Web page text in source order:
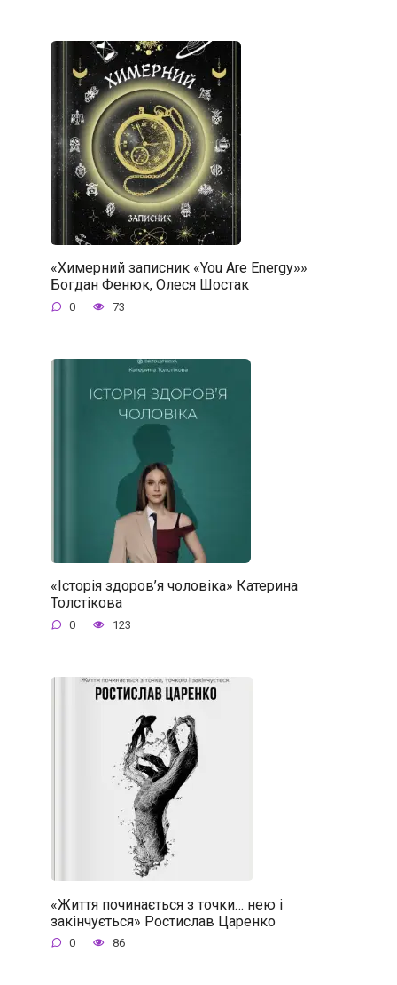
«Химерний записник «You Are Energy»»
Богдан Фенюк, Олеся Шостак
0 73
«Історія здоров’я чоловіка» Катерина
Толстікова
0 123
«Життя починається з точки… нею і
закінчується» Ростислав Царенко
0 86